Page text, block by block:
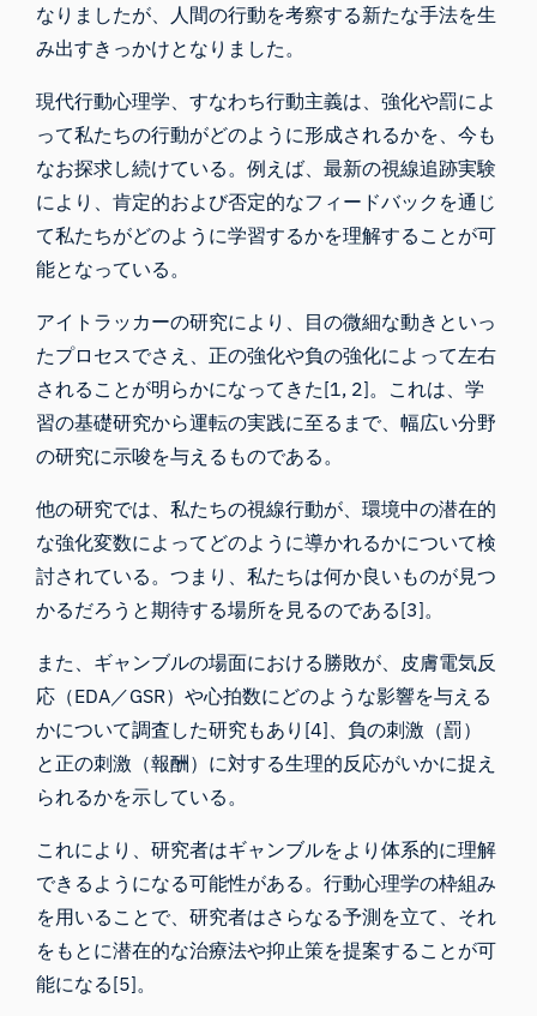
なりましたが、人間の行動を考察する新たな手法を生
み出すきっかけとなりました。
現代行動心理学、すなわち行動主義は、強化や罰によ
って私たちの行動がどのように形成されるかを、今も
なお探求し続けている。例えば、最新の視線追跡実験
により、肯定的および否定的なフィードバックを通じ
て私たちがどのように学習するかを理解することが可
能となっている。
アイトラッカーの研究により、目の微細な動きといっ
たプロセスでさえ、正の強化や負の強化によって左右
されることが明らかになってきた[1, 2]。これは、学
習の基礎研究から運転の実践に至るまで、幅広い分野
の研究に示唆を与えるものである。
他の研究では、私たちの視線行動が、環境中の潜在的
な強化変数によってどのように導かれるかについて検
討されている。つまり、私たちは何か良いものが見つ
かるだろうと期待する場所を見るのである[3]。
また、ギャンブルの場面における勝敗が、皮膚電気反
応（EDA／GSR）や心拍数にどのような影響を与える
かについて調査した研究もあり[4]、負の刺激（罰）
と正の刺激（報酬）に対する生理的反応がいかに捉え
られるかを示している。
これにより、研究者はギャンブルをより体系的に理解
できるようになる可能性がある。行動心理学の枠組み
を用いることで、研究者はさらなる予測を立て、それ
をもとに潜在的な治療法や抑止策を提案することが可
能になる[5]。